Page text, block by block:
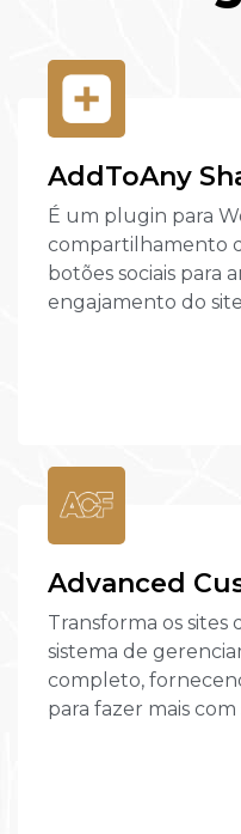
AddToAny
É um plugin para
compartilhamento
botões sociais para
engajamento do
Advanced
Transforma os sites
sistema de
completo,
para fazer mais com